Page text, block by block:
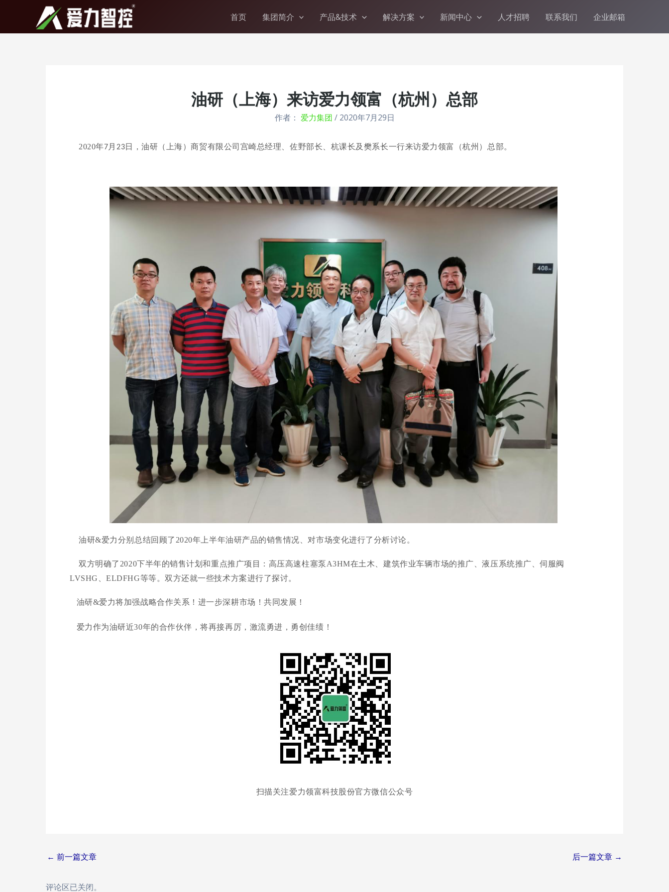
内
首页 集团简介 产品&技术 解决方案 新闻中心 人才招聘 联系我们 企业邮箱
油研（上海）来访爱力领富（杭州）总部
作者： 爱力集团 / 2020年7月29日
2020年7月 23日，油研（上海）商贸有限公司宫崎总经理、佐野部长、杭课长及樊系长一行来访爱力领富（杭州）总部。
油研&爱力分别总结回顾了2020年上半年油研产品的销售情况、对市场变化进行了分析讨论。
双方明确了 2020下半年的销售计划和重点推广项目：高压高速柱塞泵A3HM在土木、建筑作业车辆市场的推广、液压系统推广、伺服阀
LVSHG、ELDFHG等等。双方还就一些技术方案进行了探讨。
油研&爱力将加强战略合作关系！进一步深耕市场！共同发展！
爱力作为油研近30年的合作伙伴，将再接再厉，激流勇进，勇创佳绩！
扫描关注爱力领富科技股份官方微信公众号
Post
← 前一篇文章 后一篇文章 →
评论区已关闭。